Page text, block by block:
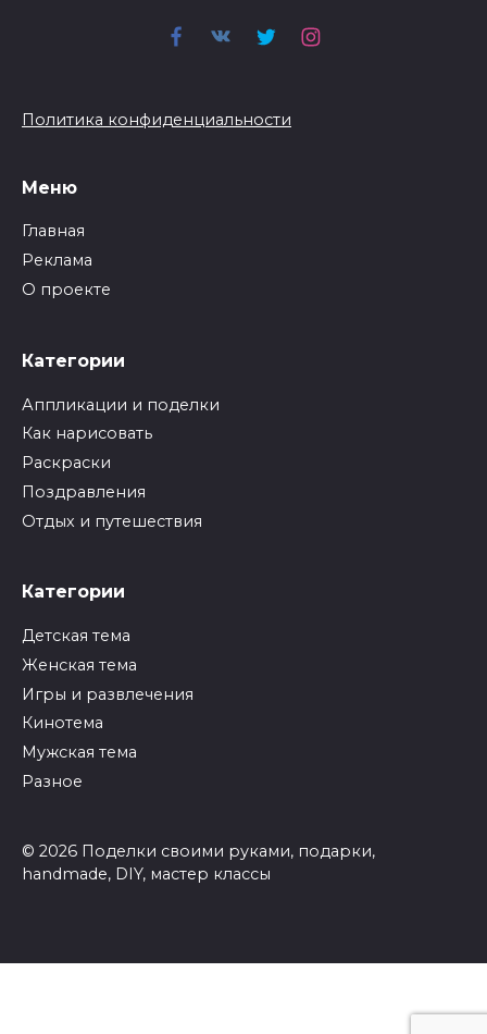
Политика конфиденциальности
Меню
Главная
Реклама
О проекте
Категории
Аппликации и поделки
Как нарисовать
Раскраски
Поздравления
Отдых и путешествия
Категории
Детская тема
Женская тема
Игры и развлечения
Кинотема
Мужская тема
Разное
© 2026 Поделки своими руками, подарки,
handmade, DIY, мастер классы